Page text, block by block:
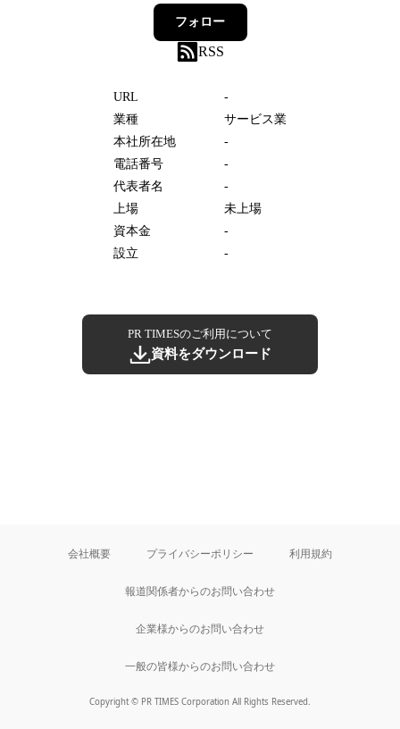
フォロー
RSS
URL
-
業種
サービス業
本社所在地
-
電話番号
-
代表者名
-
上場
未上場
資本金
-
設立
-
PR TIMESのご利用について
資料をダウンロード
会社概要 プライバシーポリシー 利用規約
報道関係者からのお問い合わせ
企業様からのお問い合わせ
一般の皆様からのお問い合わせ
Copyright © PR TIMES Corporation All Rights Reserved.